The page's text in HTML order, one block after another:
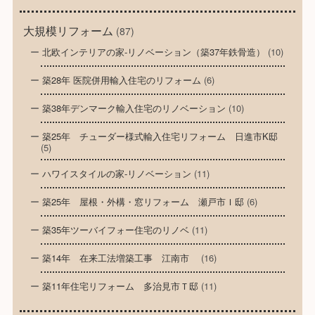
大規模リフォーム (87)
北欧インテリアの家-リノベーション（築37年鉄骨造） (10)
築28年 医院併用輸入住宅のリフォーム (6)
築38年デンマーク輸入住宅のリノベーション (10)
築25年 チューダー様式輸入住宅リフォーム 日進市K邸
(5)
ハワイスタイルの家-リノベーション (11)
築25年 屋根・外構・窓リフォーム 瀬戸市Ｉ邸(6)
築35年ツーバイフォー住宅のリノベ(11)
築14年 在来工法増築工事 江南市 (16)
築11年住宅リフォーム 多治見市Ｔ邸(11)